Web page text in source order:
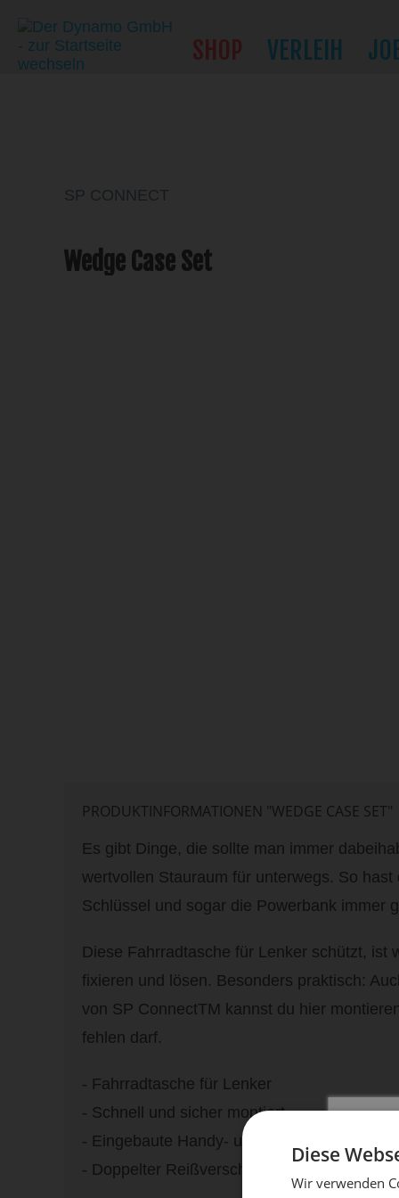
SHOP VERLEIH
SP CONNECT
Wedge Case Set
PRODUKTINFORMATIONEN "WEDGE CASE SET"
Es gibt Dinge, die sollte man immer
wertvollen Stauraum für unterwegs. So
Schlüssel und sogar die Powerbank immer
Diese Fahrradtasche für Lenker schützt, ist
fixieren und lösen. Besonders praktisch:
von SP ConnectTM kannst du hier
fehlen darf.
- Fahrradtasche für Lenker
- Schnell und sicher montiert
- Eingebaute Handy- und Licht-Halterungen
- Doppelter Reißverschluss für einfachen
Diese
Wir verwenden